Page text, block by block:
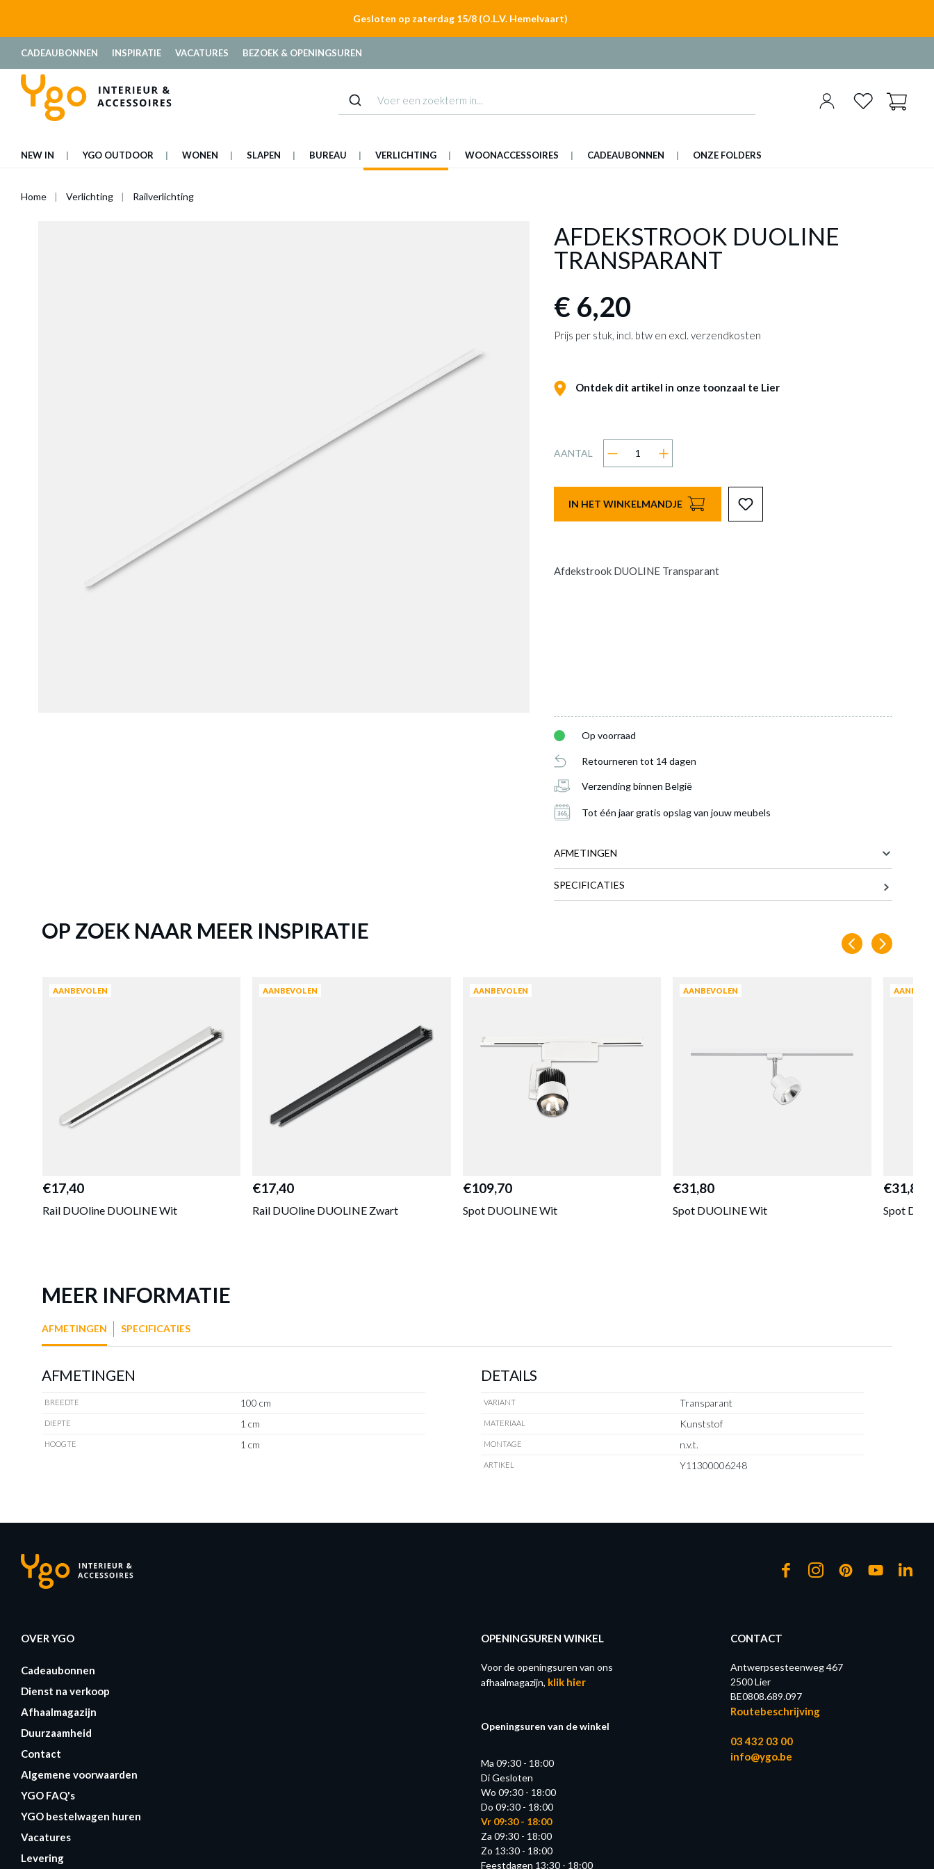
Gesloten op zaterdag 15/8 (O.L.V. Hemelvaart)
CADEAUBONNEN INSPIRATIE VACATURES BEZOEK & OPENINGSUREN
NEW IN YGO OUTDOOR WONEN SLAPEN BUREAU VERLICHTING WOONACCESSOIRES CADEAUBONNEN ONZE FOLDERS
Home Verlichting Railverlichting
AFDEKSTROOK DUOLINE
TRANSPARANT
€ 6,20
Prijs per stuk, incl. btw en excl. verzendkosten
Ontdek dit artikel in onze toonzaal te Lier
AANTAL
IN HET WINKELMANDJE
Afdekstrook DUOLINE Transparant
Op voorraad
Retourneren tot 14 dagen
Verzending binnen België
Tot één jaar gratis opslag van jouw meubels
AFMETINGEN
SPECIFICATIES
OP ZOEK NAAR MEER INSPIRATIE
AANBEVOLEN
€17,40
Rail DUOline DUOLINE Wit
AANBEVOLEN
€17,40
Rail DUOline DUOLINE Zwart
AANBEVOLEN
€109,70
Spot DUOLINE Wit
AANBEVOLEN
€31,80
Spot DUOLINE Wit
€31,80
Spot
MEER INFORMATIE
AFMETINGEN SPECIFICATIES
AFMETINGEN
BREEDTE 100 cm
DIEPTE 1 cm
HOOGTE 1 cm
DETAILS
VARIANT Transparant
MATERIAAL Kunststof
MONTAGE n.v.t.
ARTIKEL Y11300006248
Afdekstrook DUOLINE Transparant
Productnummer: Y11300006248
€ 6,20
Prijs per stuk, incl. btw en excl. verzendkosten
of verder winkelen
OVER YGO
Cadeaubonnen
Dienst na verkoop
Afhaalmagazijn
Duurzaamheid
Contact
Algemene voorwaarden
YGO FAQ's
YGO bestelwagen huren
Vacatures
Levering
OPENINGSUREN WINKEL
Voor de openingsuren van ons
afhaalmagazijn, klik hier
Openingsuren van de winkel
Ma 09:30 - 18:00
Di Gesloten
Wo 09:30 - 18:00
Do 09:30 - 18:00
Vr 09:30 - 18:00
Za 09:30 - 18:00
Zo 13:30 - 18:00
Feestdagen 13:30 - 18:00
CONTACT
Antwerpsesteenweg 467
2500 Lier
BE0808.689.097
Routebeschrijving
03 432 03 00
info@ygo.be